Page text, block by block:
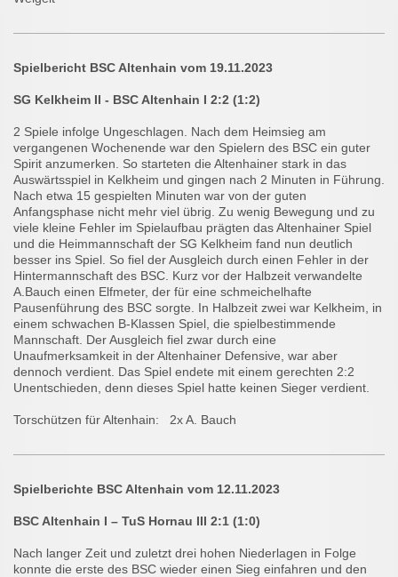
Spielbericht BSC Altenhain vom 19.11.2023
SG Kelkheim II - BSC Altenhain I 2:2 (1:2)
2 Spiele infolge Ungeschlagen. Nach dem Heimsieg am
vergangenen Wochenende war den Spielern des BSC ein guter
Spirit anzumerken. So starteten die Altenhainer stark in das
Auswärtsspiel in Kelkheim und gingen nach 2 Minuten in Führung.
Nach etwa 15 gespielten Minuten war von der guten
Anfangsphase nicht mehr viel übrig. Zu wenig Bewegung und zu
viele kleine Fehler im Spielaufbau prägten das Altenhainer Spiel
und die Heimmannschaft der SG Kelkheim fand nun deutlich
besser ins Spiel. So fiel der Ausgleich durch einen Fehler in der
Hintermannschaft des BSC. Kurz vor der Halbzeit verwandelte
A.Bauch einen Elfmeter, der für eine schmeichelhafte
Pausenführung des BSC sorgte. In Halbzeit zwei war Kelkheim, in
einem schwachen B-Klassen Spiel, die spielbestimmende
Mannschaft. Der Ausgleich fiel zwar durch eine
Unaufmerksamkeit in der Altenhainer Defensive, war aber
dennoch verdient. Das Spiel endete mit einem gerechten 2:2
Unentschieden, denn dieses Spiel hatte keinen Sieger verdient.
Torschützen für Altenhain: 2x A. Bauch
Spielberichte BSC Altenhain vom 12.11.2023
BSC Altenhain I – TuS Hornau III 2:1 (1:0)
Nach langer Zeit und zuletzt drei hohen Niederlagen in Folge
konnte die erste des BSC wieder einen Sieg einfahren und den